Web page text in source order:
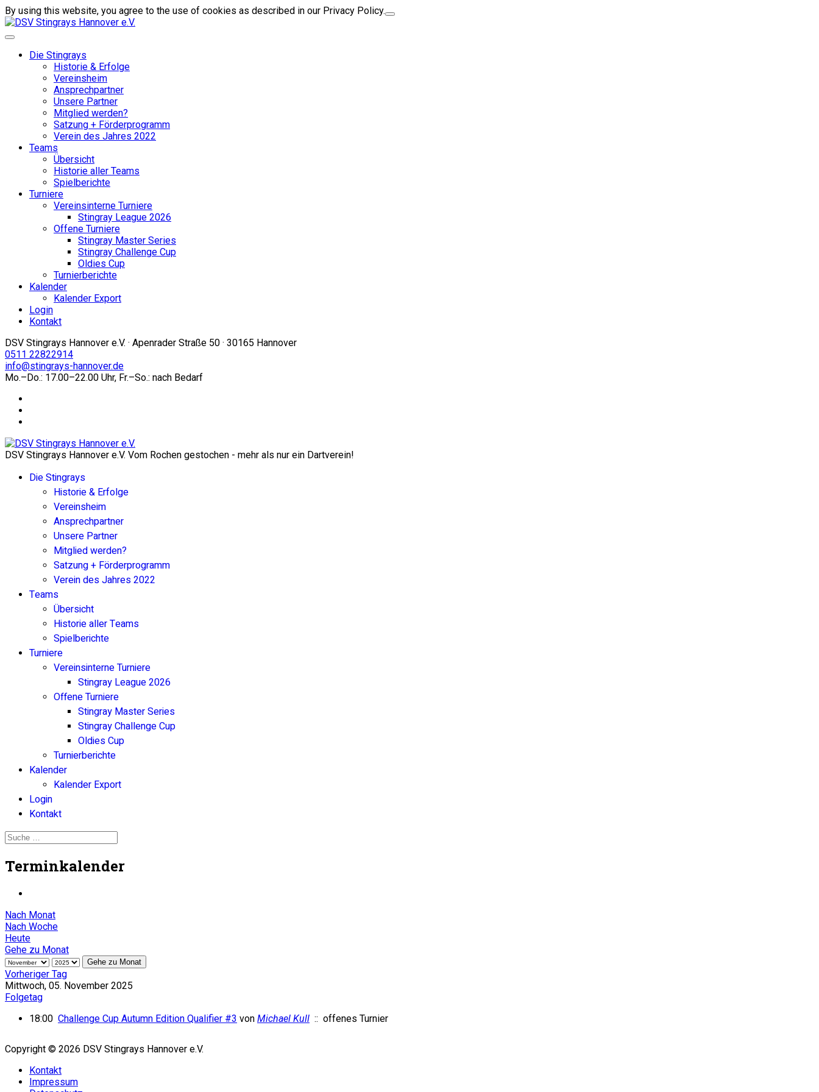
By using this website, you agree to the use of cookies as described in our Privacy Policy.
Die Stingrays
Historie & Erfolge
Vereinsheim
Ansprechpartner
Unsere Partner
Mitglied werden?
Satzung + Förderprogramm
Verein des Jahres 2022
Teams
Übersicht
Historie aller Teams
Spielberichte
Turniere
Vereinsinterne Turniere
Stingray League 2026
Offene Turniere
Stingray Master Series
Stingray Challenge Cup
Oldies Cup
Turnierberichte
Kalender
Kalender Export
Login
Kontakt
DSV Stingrays Hannover e.V. · Apenrader Straße 50 · 30165 Hannover
0511 22822914
info@stingrays-hannover.de
Mo.–Do.: 17.00–22.00 Uhr, Fr.–So.: nach Bedarf
DSV Stingrays Hannover e.V. Vom Rochen gestochen - mehr als nur ein Dartverein!
Die Stingrays
Historie & Erfolge
Vereinsheim
Ansprechpartner
Unsere Partner
Mitglied werden?
Satzung + Förderprogramm
Verein des Jahres 2022
Teams
Übersicht
Historie aller Teams
Spielberichte
Turniere
Vereinsinterne Turniere
Stingray League 2026
Offene Turniere
Stingray Master Series
Stingray Challenge Cup
Oldies Cup
Turnierberichte
Kalender
Kalender Export
Login
Kontakt
Terminkalender
Nach Monat
Nach Woche
Heute
Gehe zu Monat
Gehe zu Monat
Vorheriger Tag
Mittwoch, 05. November 2025
Folgetag
18:00 Challenge Cup Autumn Edition Qualifier #3 von Michael Kull :: offenes Turnier
Copyright © 2026 DSV Stingrays Hannover e.V.
Kontakt
Impressum